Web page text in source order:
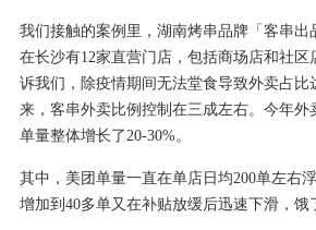
我们接触的案例里，湖南烤串品牌「客串出
在长沙有12家直营门店，包括商场店和社区
诉我们，除疫情期间无法堂食导致外卖占比
来，客串外卖比例控制在三成左右。今年外
单量整体增长了20-30%。
其中，美团单量一直在单店日均200单左右
增加到40多单又在补贴放缓后迅速下滑，饿